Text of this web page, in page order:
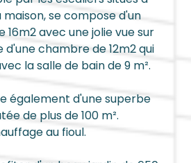
se compose d'un
16m2 avec une jolie vue sur
d'une chambre de 12m2 qui
la salle de bain de 9 m².
également d'une superbe
de plus de 100 m².
au fioul.